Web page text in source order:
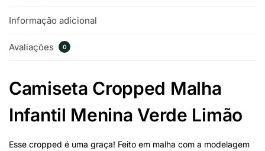
Informação adicional
Avaliações 0
Camiseta Cropped Malha
Infantil Menina Verde Limão
Esse cropped é uma graça! Feito em malha com a modelagem